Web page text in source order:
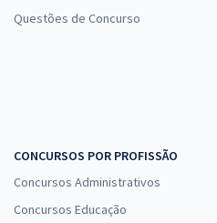
Questões de Concurso
CONCURSOS POR PROFISSÃO
Concursos Administrativos
Concursos Educação